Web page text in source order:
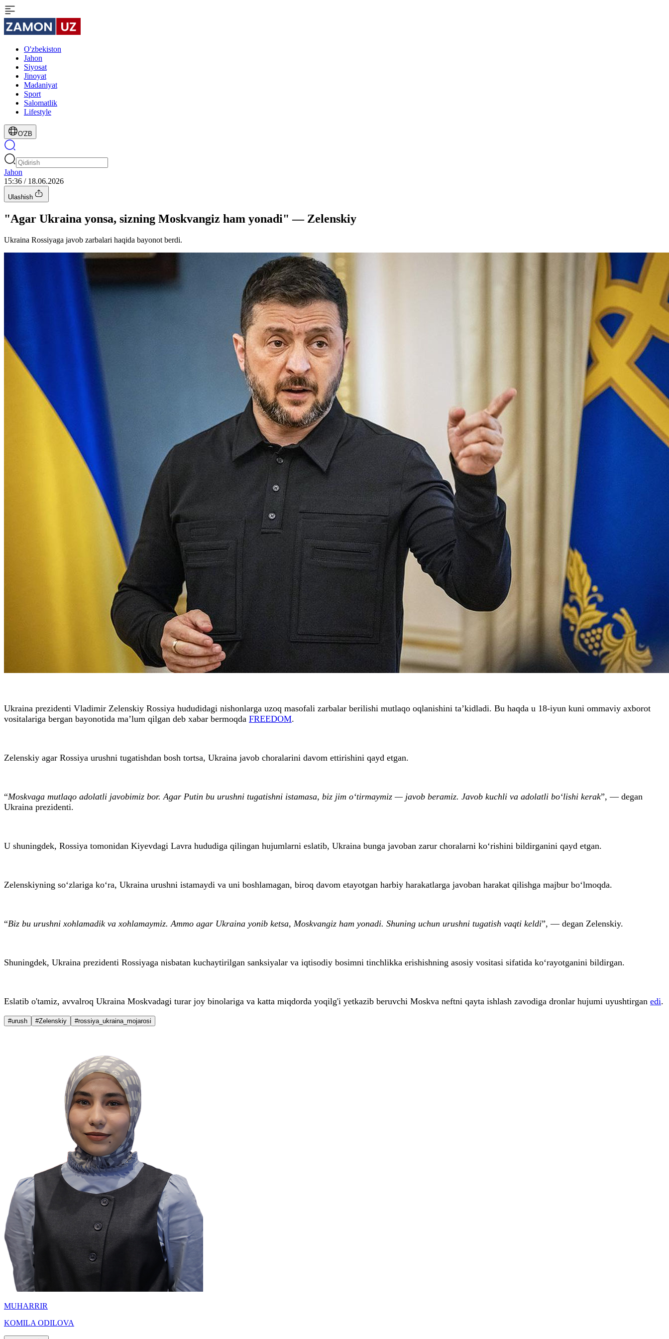
O'zbekiston
Jahon
Siyosat
Jinoyat
Madaniyat
Sport
Salomatlik
Lifestyle
O'ZB
Jahon
15:36 / 18.06.2026
Ulashish
"Agar Ukraina yonsa, sizning Moskvangiz ham yonadi" — Zelenskiy
Ukraina Rossiyaga javob zarbalari haqida bayonot berdi.
Ukraina prezidenti Vladimir Zelenskiy Rossiya hududidagi nishonlarga uzoq masofali zarbalar berilishi mutlaqo oqlanishini ta’kidladi. Bu haqda u 18-iyun kuni ommaviy axborot
vositalariga bergan bayonotida ma’lum qilgan deb xabar bermoqda FREEDOM.
Zelenskiy agar Rossiya urushni tugatishdan bosh tortsa, Ukraina javob choralarini davom ettirishini qayd etgan.
“Moskvaga mutlaqo adolatli javobimiz bor. Agar Putin bu urushni tugatishni istamasa, biz jim o‘tirmaymiz — javob beramiz. Javob kuchli va adolatli bo‘lishi kerak”, — degan
Ukraina prezidenti.
U shuningdek, Rossiya tomonidan Kiyevdagi Lavra hududiga qilingan hujumlarni eslatib, Ukraina bunga javoban zarur choralarni ko‘rishini bildirganini qayd etgan.
Zelenskiyning so‘zlariga ko‘ra, Ukraina urushni istamaydi va uni boshlamagan, biroq davom etayotgan harbiy harakatlarga javoban harakat qilishga majbur bo‘lmoqda.
“Biz bu urushni xohlamadik va xohlamaymiz. Ammo agar Ukraina yonib ketsa, Moskvangiz ham yonadi. Shuning uchun urushni tugatish vaqti keldi”, — degan Zelenskiy.
Shuningdek, Ukraina prezidenti Rossiyaga nisbatan kuchaytirilgan sanksiyalar va iqtisodiy bosimni tinchlikka erishishning asosiy vositasi sifatida ko‘rayotganini bildirgan.
Eslatib o'tamiz, avvalroq Ukraina Moskvadagi turar joy binolariga va katta miqdorda yoqilg'i yetkazib beruvchi Moskva neftni qayta ishlash zavodiga dronlar hujumi uyushtirgan edi.
#urush #Zelenskiy #rossiya_ukraina_mojarosi
MUHARRIR
KOMILA ODILOVA